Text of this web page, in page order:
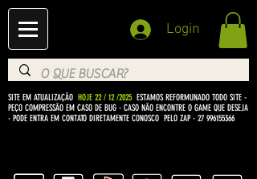
Login
SITE EM ATUALIZAÇÃO HOJE 22 / 12 /2025 ESTAMOS REFORMUNADO TODO SITE -
PEÇO COMPRESSÃO EM CASO DE BUG - CASO NÃO ENCONTRE O GAME QUE DESEJA
- PODE ENTRA EM CONTATO DIRETAMENTE CONOSCO PELO ZAP - 27 996155366